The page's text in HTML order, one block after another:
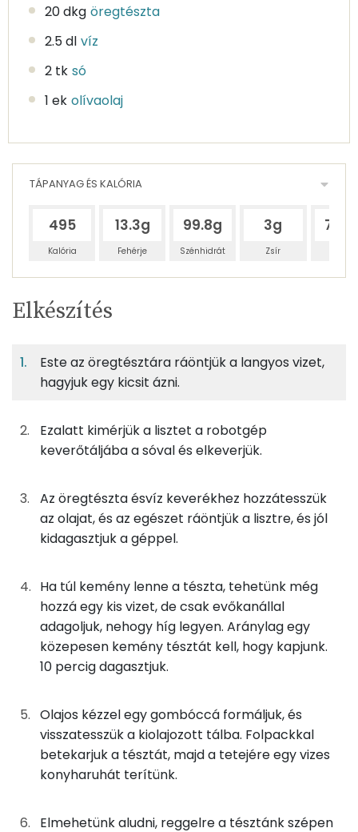
20 dkg öregtészta
2.5 dl víz
2 tk só
1 ek olívaolaj
TÁPANYAG ÉS KALÓRIA
495
Kalória
13.3g
Fehérje
99.8g
Szénhidrát
3g
Zsír
Egy
adagban
7%
Fehérje
52%
Szénhidrát
2%
100g finomliszt
364 kcal
63g víz
0 kcal
4gsó
2golívaolaj 18 kcal
Összesen 495 kcal
TÁPANYAGTARTALOM
Egy
adagban
4
adagban
100
7%
Fehérje
52%
Szénhidrát
2%
Zsír
Nátrium
Foszfor
Magnézium
Kálcium
TOP vitaminok
Kolin:
Niacin - B3 vitamin:
E vitamin:
Tiamin - B1 vitamin:
Elkészítés
Este az öregtésztára ráöntjük a langyos vizet,
hagyjuk egy kicsit ázni.
Ezalatt kimérjük a lisztet a robotgép
keverőtáljába a sóval és elkeverjük.
Az öregtészta ésvíz keverékhez hozzátesszük
az olajat, és az egészet ráöntjük a lisztre, és jól
kidagasztjuk a géppel.
Ha túl kemény lenne a tészta, tehetünk még
hozzá egy kis vizet, de csak evőkanállal
adagoljuk, nehogy híg legyen. Aránylag egy
közepesen kemény tésztát kell, hogy kapjunk.
10 percig dagasztjuk.
Olajos kézzel egy gombóccá formáljuk, és
visszatesszük a kiolajozott tálba. Folpackkal
betekarjuk a tésztát, majd a tetejére egy vizes
konyharuhát terítünk.
Elmehetünk aludni, reggelre a tésztánk szépen